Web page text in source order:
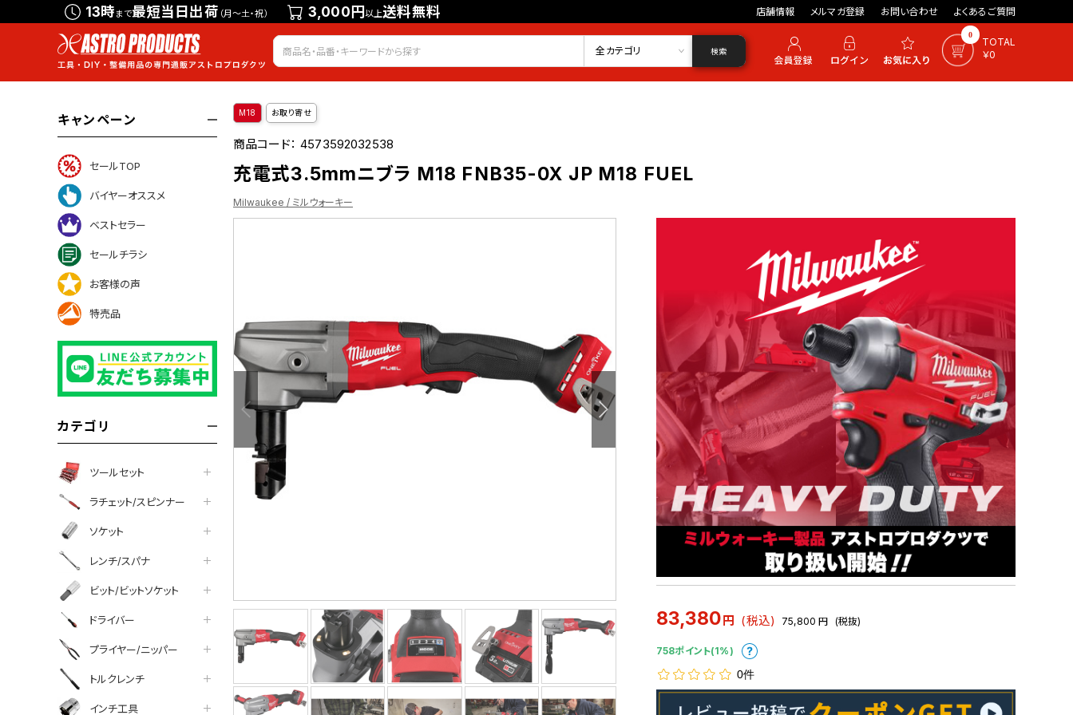
13時まで最短当日出荷 （月～土・祝） 3,000円以上送料無料 店舗情報 メルマガ登録 お問い合わせ よくあるご質問
会員登録 ログイン お気に入り 0
TOTAL
￥0
全カテゴリ 検索
キャンペーン
セールTOP
バイヤーオススメ
ベストセラー
セールチラシ
お客様の声
特売品
カテゴリ
ツールセット
ラチェット/スピンナー
ソケット
レンチ/スパナ
ビット/ビットソケット
ドライバー
プライヤー/ニッパー
トルクレンチ
インチ工具
M18 お取り寄せ
商品コード：4573592032538
充電式3.5mmニブラ M18 FNB35-0X JP M18 FUEL
Milwaukee / ミルウォーキー
83,380円 (税込) 75,800 円 (税抜)
758ポイント(1%)
0件